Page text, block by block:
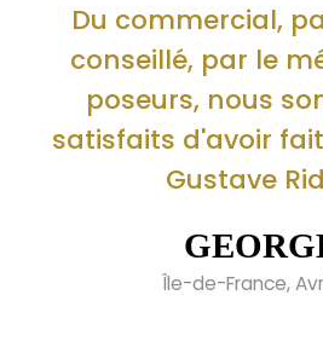
Du commercial,
conseillé, par le
poseurs, nous
satisfaits d'avoir
Gustave
Île-de-France,